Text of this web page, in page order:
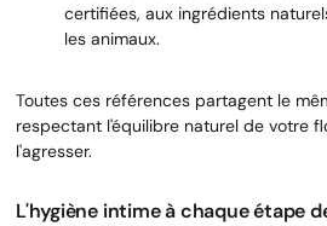
certifiées, aux ingrédients
les animaux.
Toutes ces références partagent le
respectant l'équilibre naturel de votre
l'agresser.
L'hygiène intime à chaque étape